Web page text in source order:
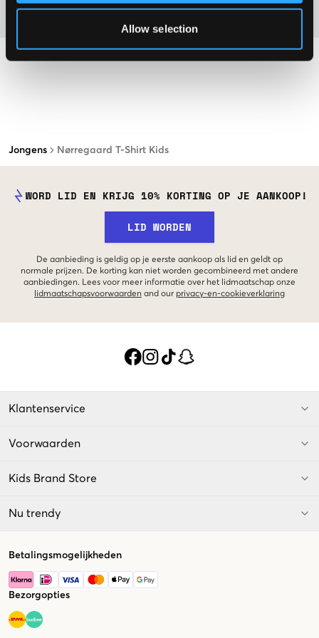
Allow selection
Jongens Nørregaard T-Shirt Kids
WORD LID EN KRIJG 10% KORTING OP JE AANKOOP!
LID WORDEN
De aanbieding is geldig op je eerste aankoop als lid en geldt op
normale prijzen. De korting kan niet worden gecombineerd met andere
aanbiedingen. Lees voor meer informatie over het lidmaatschap onze
lidmaatschapsvoorwaarden and our privacy-en-cookieverklaring
Klantenservice
Voorwaarden
Kids Brand Store
Nu trendy
Betalingsmogelijkheden
Bezorgopties